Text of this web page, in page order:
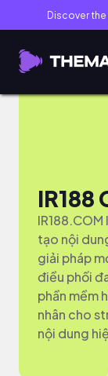
Discover
IR188
tạo nội
giải pháp
điều phối
phần mềm
nhân cho
nội dung